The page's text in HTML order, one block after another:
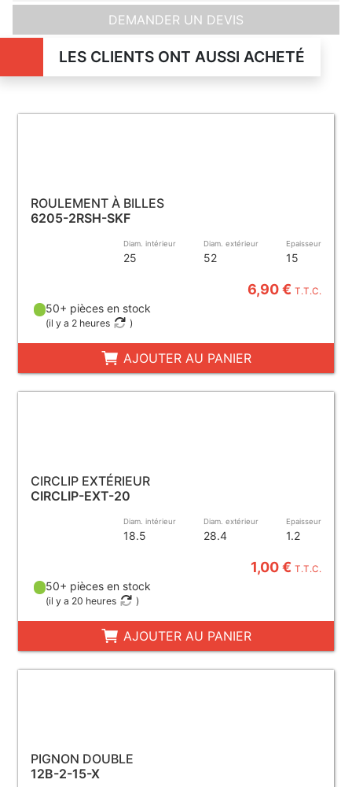
DEMANDER UN DEVIS
LES CLIENTS ONT AUSSI ACHETÉ
ROULEMENT À BILLES
6205-2RSH-SKF
Diam. intérieur
25
Diam. extérieur
52
Epaisseur
15
6,90 €T.T.C.
50+ pièces en stock
(il y a 2 heures )
AJOUTER AU PANIER
CIRCLIP EXTÉRIEUR
CIRCLIP-EXT-20
Diam. intérieur
18.5
Diam. extérieur
28.4
Epaisseur
1.2
1,00 €T.T.C.
50+ pièces en stock
(il y a 20 heures )
AJOUTER AU PANIER
PIGNON DOUBLE
12B-2-15-X